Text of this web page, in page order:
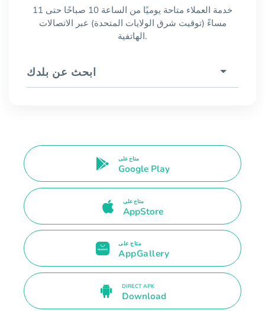
خدمة العملاء متاحة يوميًا من الساعة 10 صباحًا حتى 11
مساءً (توقيت شرق الولايات المتحدة) عبر الاتصالات
الهاتفية.
ابحث عن بلدك
متاح على
Google Play
متاح على
AppStore
متاح على
AppGallery
DIRECT APK
Download